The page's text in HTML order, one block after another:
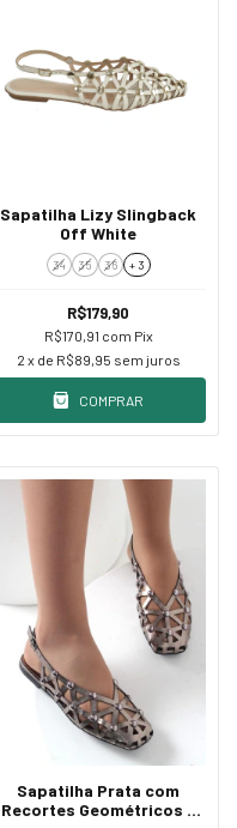
Sapatilha Lizy Slingback
Off White
34 35 36 + 3
R$179,90
R$170,91 com Pix
2 x de R$89,95 sem juros
COMPRAR
Sapatilha Prata com
Recortes Geométricos e